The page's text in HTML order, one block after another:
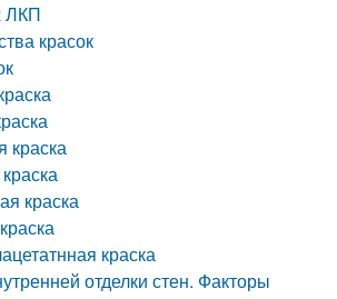
ЛКП
красок
краска
краска
краска
отделки стен. Факторы